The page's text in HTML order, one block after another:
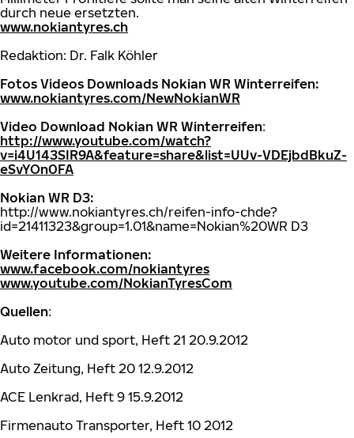
durch neue ersetzten.
www.nokiantyres.ch
Redaktion: Dr. Falk Köhler
Fotos Videos Downloads Nokian WR Winterreifen:
www.nokiantyres.com/NewNokianWR
Video Download Nokian WR Winterreifen:
http://www.youtube.com/watch?
v=i4U143SIR9A&feature=share&list=UUv-VDEjbdBkuZ-
eSvYOn0FA
Nokian WR D3:
http://www.nokiantyres.ch/reifen-info-chde?
id=21411323&group=1.01&name=Nokian%20WR D3
Weitere Informationen:
www.facebook.com/nokiantyres
www.youtube.com/NokianTyresCom
Quellen:
Auto motor und sport, Heft 21 20.9.2012
Auto Zeitung, Heft 20 12.9.2012
ACE Lenkrad, Heft 9 15.9.2012
Firmenauto Transporter, Heft 10 2012